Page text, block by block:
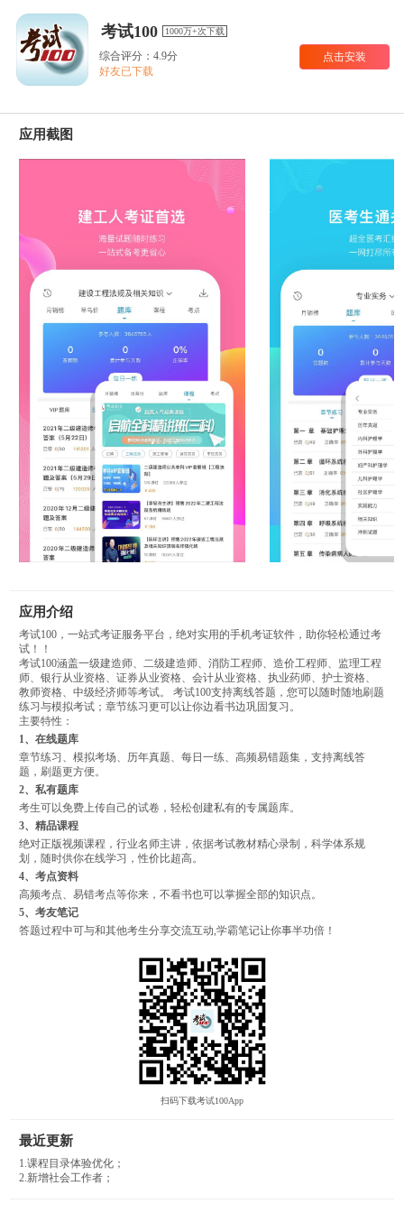
考试100 1000万+次下载
综合评分：4.9分
好友已下载
点击安装
应用截图
应用介绍
考试100，一站式考证服务平台，绝对实用的手机考证软件，助你轻松通过考
试！！
考试100涵盖一级建造师、二级建造师、消防工程师、造价工程师、监理工程
师、银行从业资格、证券从业资格、会计从业资格、执业药师、护士资格、
教师资格、中级经济师等考试。 考试100支持离线答题，您可以随时随地刷题
练习与模拟考试；章节练习更可以让你边看书边巩固复习。
主要特性：
1、在线题库
章节练习、模拟考场、历年真题、每日一练、高频易错题集，支持离线答
题，刷题更方便。
2、私有题库
考生可以免费上传自己的试卷，轻松创建私有的专属题库。
3、精品课程
绝对正版视频课程，行业名师主讲，依据考试教材精心录制，科学体系规
划，随时供你在线学习，性价比超高。
4、考点资料
高频考点、易错考点等你来，不看书也可以掌握全部的知识点。
5、考友笔记
答题过程中可与和其他考生分享交流互动,学霸笔记让你事半功倍！
扫码下载考试100App
最近更新
1.课程目录体验优化；
2.新增社会工作者；